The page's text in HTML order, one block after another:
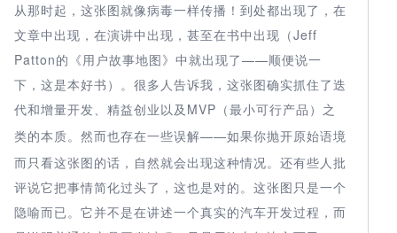
从那时起，这张图就像病毒一样传播！到处都出现了，在
文章中出现，在演讲中出现，甚至在书中出现（Jeff
Patton的《用户故事地图》中就出现了——顺便说一
下，这是本好书）。很多人告诉我，这张图确实抓住了迭
代和增量开发、精益创业以及MVP （最小可行产品）之
类的本质。然而也存在一些误解——如果你抛开原始语境
而只看这张图的话，自然就会出现这种情况。还有些人批
评说它把事情简化过头了，这也是对的。这张图只是一个
隐喻而已。它并不是在讲述一个真实的汽车开发过程，而